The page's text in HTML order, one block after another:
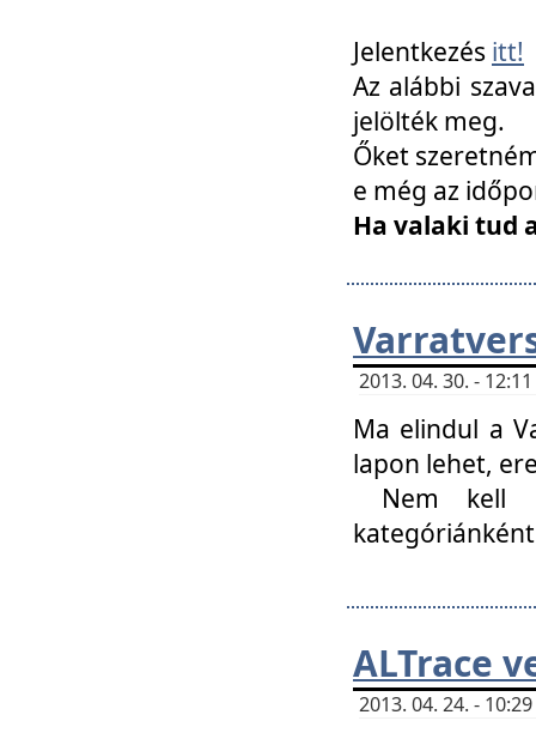
Jelentkezés itt!
Az alábbi
jelölték meg.
Őket
e még az
Ha valaki tud
2013. 04. 30. -
Ma elindul a
lapon lehet,
Nem kell
ALTrace
2013. 04. 24. -